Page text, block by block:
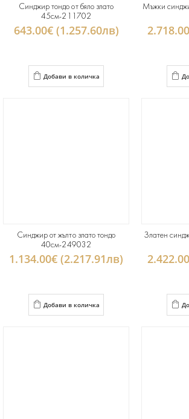
Синджир тондо от бяло злато
45см-211702
643.00€ (1.257.60лв)
Добави в количка
Мъжки
Синджир от жълто злато тондо
40см-249032
1.134.00€ (2.217.91лв)
Добави в количка
Златен